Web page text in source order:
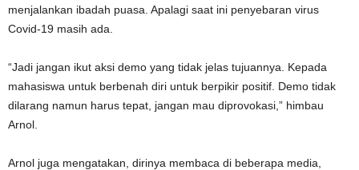
menjalankan ibadah puasa. Apalagi saat ini penyebaran virus
Covid-19 masih ada.
“Jadi jangan ikut aksi demo yang tidak jelas tujuannya. Kepada
mahasiswa untuk berbenah diri untuk berpikir positif. Demo tidak
dilarang namun harus tepat, jangan mau diprovokasi,” himbau
Arnol.
Arnol juga mengatakan, dirinya membaca di beberapa media,